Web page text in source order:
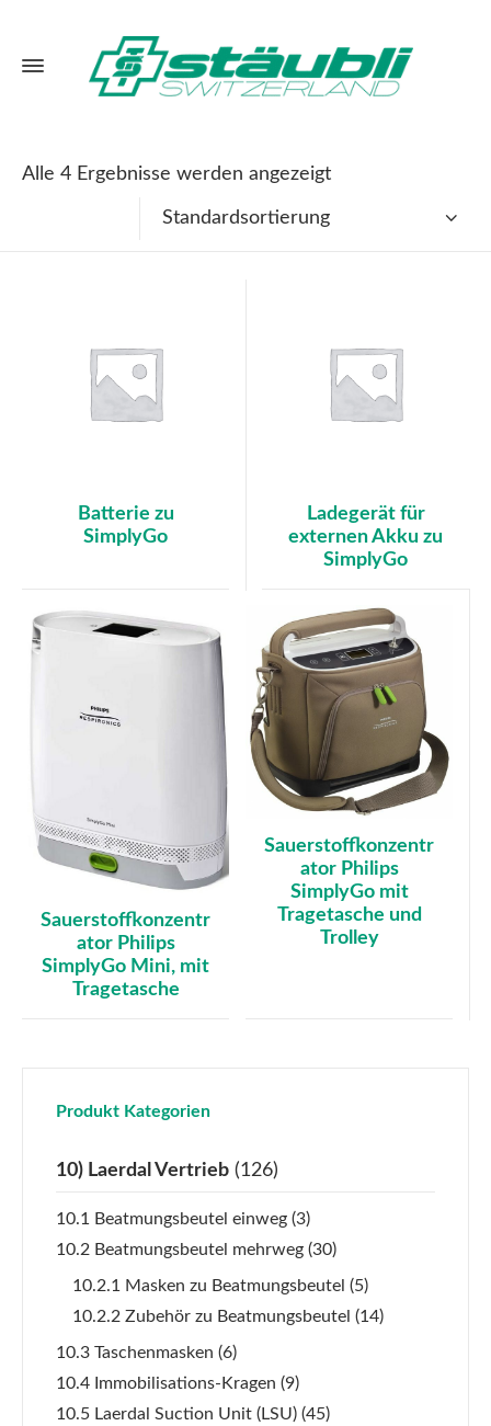
Alle 4 Ergebnisse werden angezeigt
Standardsortierung
Batterie zu
SimplyGo
Ladegerät für
externen Akku zu
SimplyGo
Sauerstoffkonzentr
ator Philips
SimplyGo Mini, mit
Tragetasche
Sauerstoffkonzentr
ator Philips
SimplyGo mit
Tragetasche und
Trolley
Produkt Kategorien
10) Laerdal Vertrieb (126)
10.1 Beatmungsbeutel einweg (3)
10.2 Beatmungsbeutel mehrweg (30)
10.2.1 Masken zu Beatmungsbeutel (5)
10.2.2 Zubehör zu Beatmungsbeutel (14)
10.3 Taschenmasken (6)
10.4 Immobilisations-Kragen (9)
10.5 Laerdal Suction Unit (LSU) (45)